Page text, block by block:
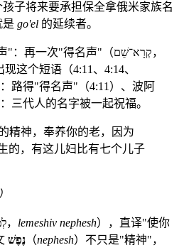
子将来要承担保全拿俄米家族名
是 go'el 的延续者。
"愿这孩子在以色列中得名声"：再一次"得名声"（קְרָא־שֵׁם，
这个短语（4:11、4:14、
路得"得名声"（4:11）、波阿
三代人的名字被一起祝福。
精神，奉养你的老，因为
的，有这儿妇比有七个儿子
（לְמֵשִׁיב נֶפֶשׁ， lemeshiv nephesh），直译"使你
נֶפֶשׁ （nephesh）不只是"精神"，